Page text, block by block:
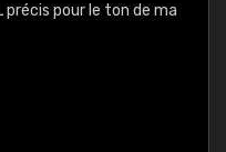
pour le ton de ma